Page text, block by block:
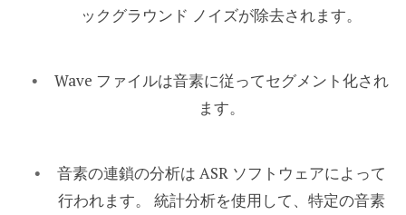
ックグラウンド ノイズが除去されます。
Wave ファイルは音素に従ってセグメント化され
ます。
音素の連鎖の分析は ASR ソフトウェアによって
行われます。 統計分析を使用して、特定の音素